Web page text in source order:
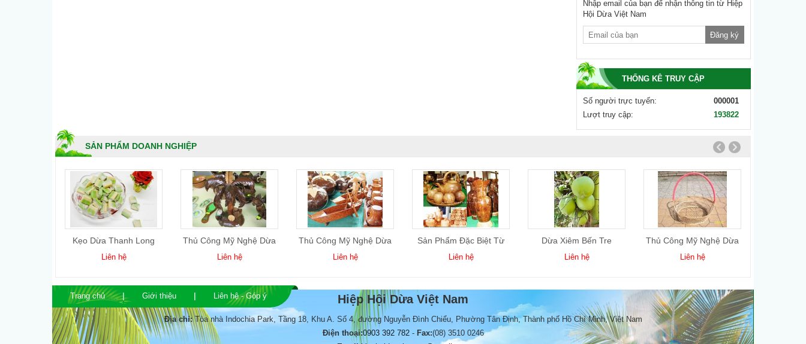
Nhập email của bạn để nhận thông tin từ Hiệp
Hội Dừa Việt Nam
THỐNG KÊ TRUY CẬP
Số người trực tuyến:
000001
Lượt truy cập:
193822
SẢN PHẨM DOANH NGHIỆP
Kẹo Dừa Thanh Long
Liên hệ
Thủ Công Mỹ Nghệ Dừa
Liên hệ
Thủ Công Mỹ Nghệ Dừa
04
Liên hệ
Sản Phẩm Đặc Biệt Từ
Dừa
Liên hệ
Dừa Xiêm Bến Tre
Liên hệ
Thủ Công Mỹ Nghệ Dừa
Liên hệ
Hiệp Hội Dừa Việt Nam
Địa chỉ: Tòa nhà Indochia Park, Tầng 18, Khu A. Số 4, đường Nguyễn Đình Chiểu, Phường Tân Định, Thành phố Hồ Chí Minh, Việt Nam
Điện thoại:0903 392 782- Fax:(08) 3510 0246
Trang chủ Giới thiệu Liên hệ - Góp ý